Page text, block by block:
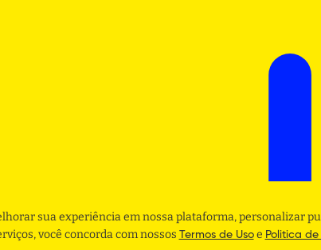
sua experiência em nossa plataforma, personalizar
você concorda com nossos Termos de Usoe Politica